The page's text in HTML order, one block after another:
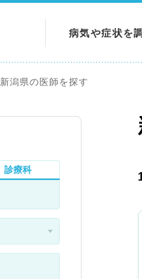
病気や症状を
新潟県の医師を探す
診療科